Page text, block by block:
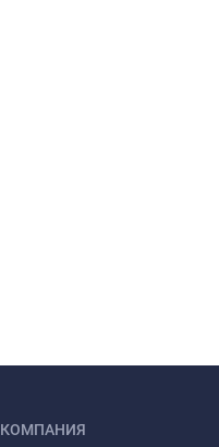
КОМПАНИЯ